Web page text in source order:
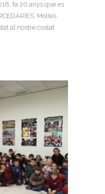
fa 20 anys que es
Moltes
al nostre costat